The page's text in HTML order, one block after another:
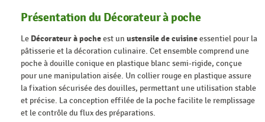
Présentation du Décorateur à poche
Le Décorateur à pocheest un ustensile de cuisineessentiel pour la
pâtisserie et la décoration culinaire. Cet ensemble comprend une
poche à douille conique en plastique blanc semi-rigide, conçue
pour une manipulation aisée. Un collier rouge en plastique assure
la fixation sécurisée des douilles, permettant une utilisation stable
et précise. La conception effilée de la poche facilite le remplissage
et le contrôle du flux des préparations.